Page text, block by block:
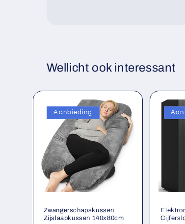
Wellicht ook interessant
Aanbieding
Zwangerschapskussen
Zijslaapkussen 140x80cm